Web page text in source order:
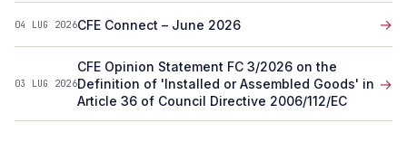
04 LUG 2026CFE Connect – June 2026 →
03 LUG 2026
CFE Opinion Statement FC 3/2026 on the
Definition of 'Installed or Assembled Goods' in
Article 36 of Council Directive 2006/112/EC
→